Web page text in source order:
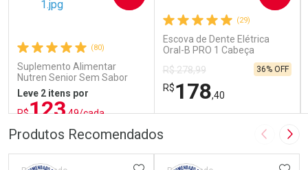
(80)
Suplemento Alimentar
Nutren Senior Sem Sabor
740g
Leve 2 itens por
R$123,49/cada
FECHAR
FECHAR
Por Menos
(29)
Escova de Dente Elétrica
Oral-B PRO 1 Cabeça
Redonda Recarregável 1
Unidade
R$ 278,99
R$178,40
36% OFF
Por Menos
Produtos Recomendados Imagem